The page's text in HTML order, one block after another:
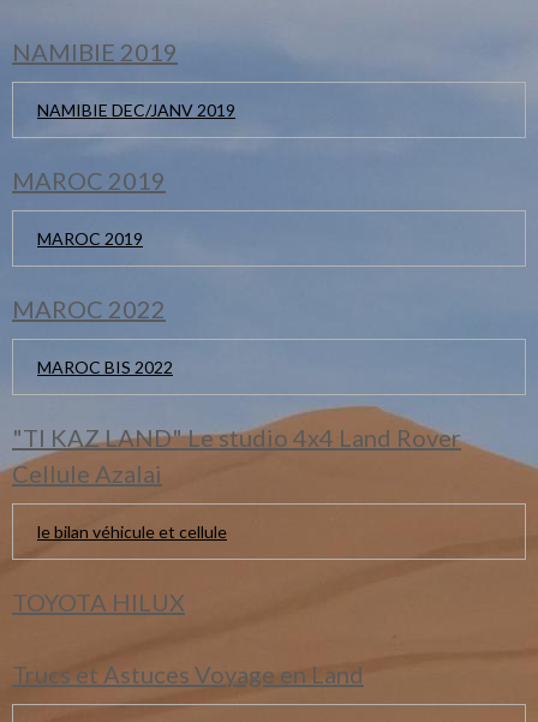
NAMIBIE 2019
NAMIBIE DEC/JANV 2019
MAROC 2019
MAROC 2019
MAROC 2022
MAROC BIS 2022
"TI KAZ LAND" Le studio 4x4 Land Rover
Cellule Azalai
le bilan véhicule et cellule
TOYOTA HILUX
Trucs et Astuces Voyage en Land